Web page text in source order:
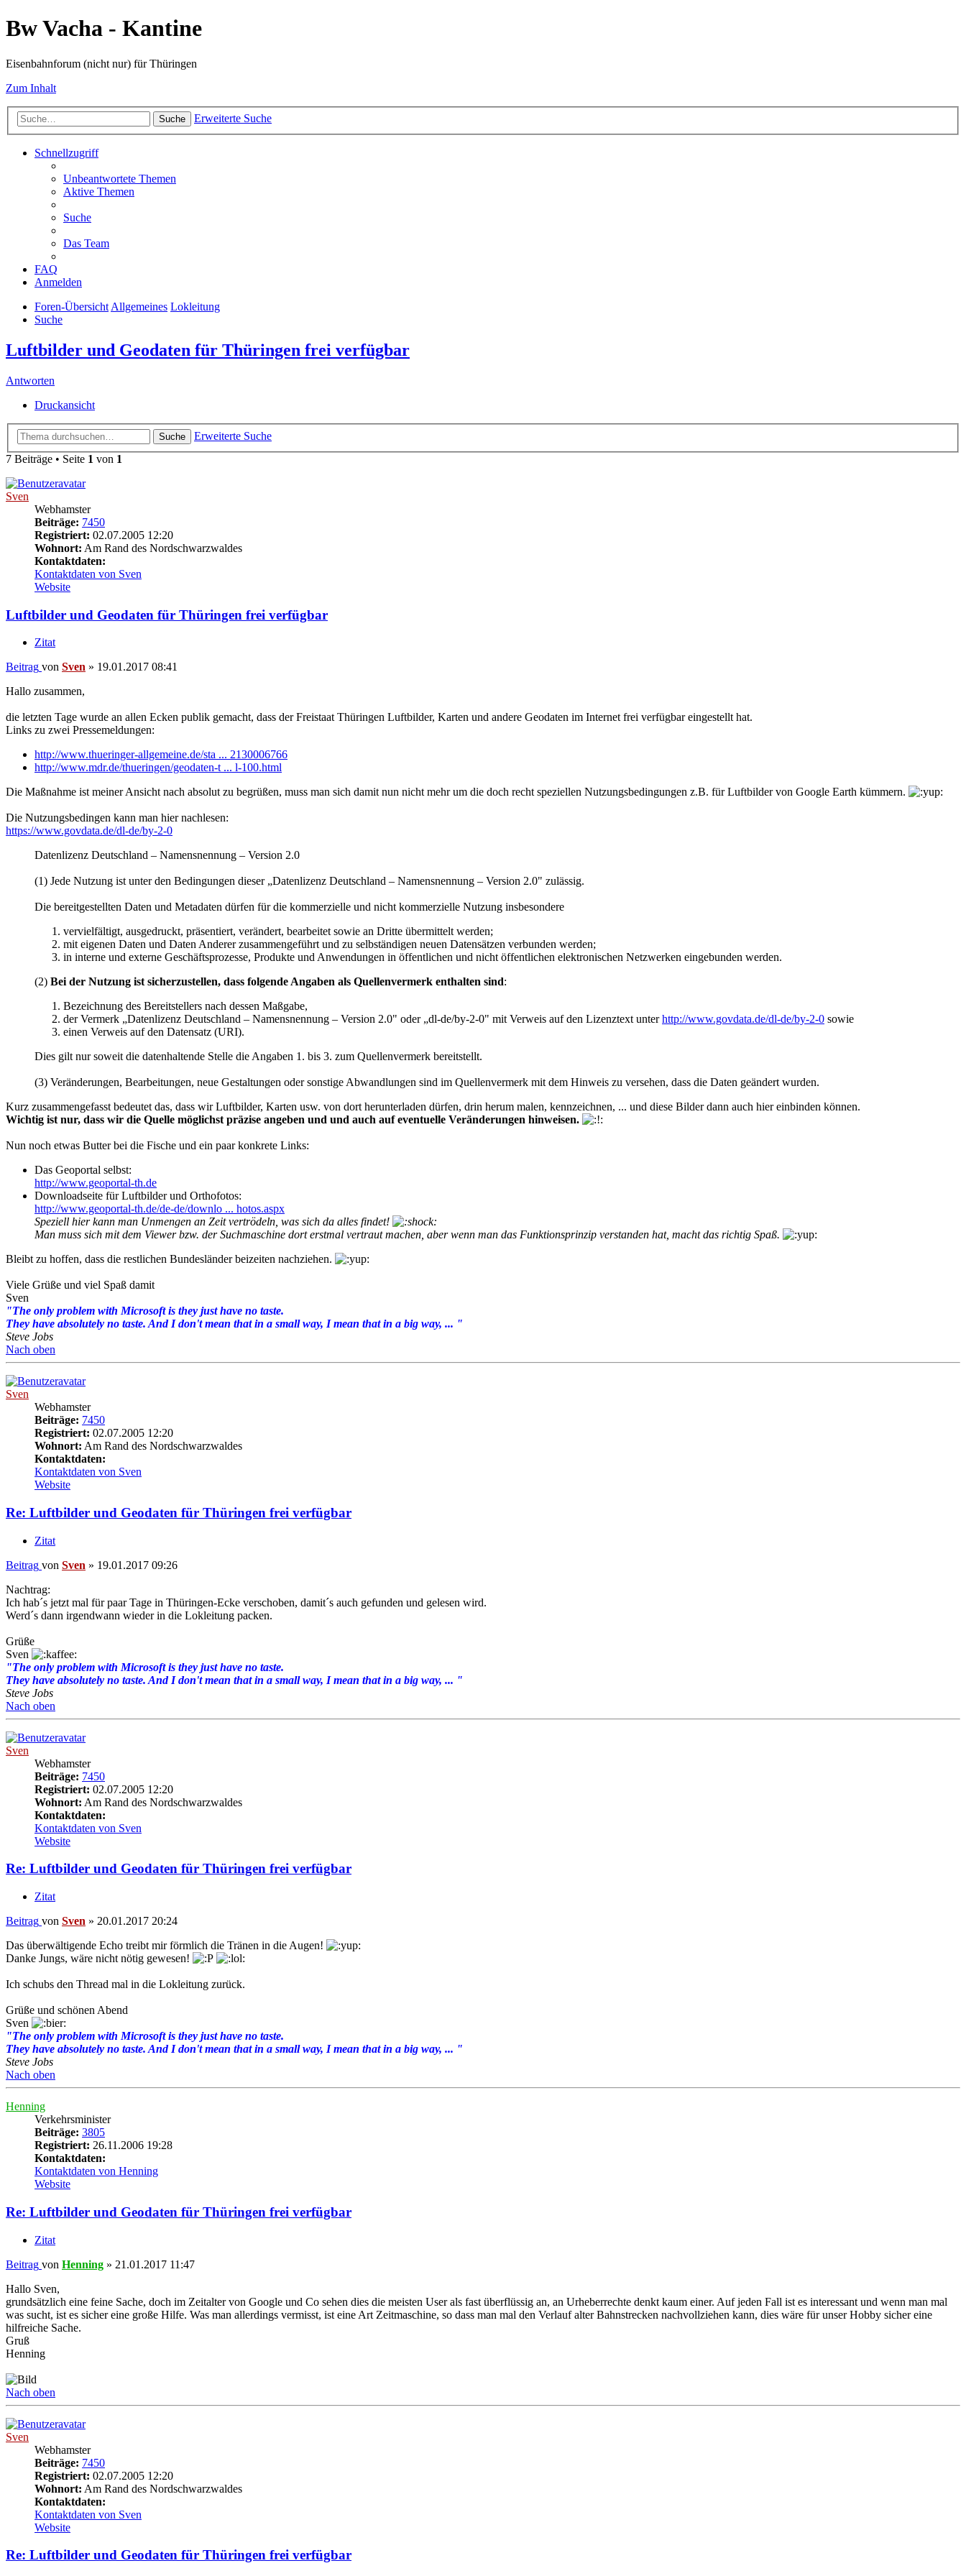
Bw Vacha - Kantine
Eisenbahnforum (nicht nur) für Thüringen
Zum Inhalt
Suche Erweiterte Suche
Schnellzugriff
Unbeantwortete Themen
Aktive Themen
Suche
Das Team
FAQ
Anmelden
Foren-ÜbersichtAllgemeines Lokleitung
Suche
Luftbilder und Geodaten für Thüringen frei verfügbar
Antworten
Druckansicht
Suche
Erweiterte Suche
7 Beiträge • Seite 1 von 1
Sven
Webhamster
Beiträge: 7450
Registriert: 02.07.2005 12:20
Wohnort: Am Rand des Nordschwarzwaldes
Kontaktdaten:
Kontaktdaten von Sven
Website
Luftbilder und Geodaten für Thüringen frei verfügbar
Zitat
Beitrag von Sven » 19.01.2017 08:41
Hallo zusammen,
die letzten Tage wurde an allen Ecken publik gemacht, dass der Freistaat Thüringen Luftbilder, Karten und andere Geodaten im Internet frei verfügbar eingestellt hat.
Links zu zwei Pressemeldungen:
http://www.thueringer-allgemeine.de/sta ... 2130006766
http://www.mdr.de/thueringen/geodaten-t ... l-100.html
Die Maßnahme ist meiner Ansicht nach absolut zu begrüßen, muss man sich damit nun nicht mehr um die doch recht speziellen Nutzungsbedingungen z.B. für Luftbilder von Google Earth kümmern.
Die Nutzungsbedingen kann man hier nachlesen:
https://www.govdata.de/dl-de/by-2-0
Datenlizenz Deutschland – Namensnennung – Version 2.0
(1) Jede Nutzung ist unter den Bedingungen dieser „Datenlizenz Deutschland – Namensnennung – Version 2.0" zulässig.
Die bereitgestellten Daten und Metadaten dürfen für die kommerzielle und nicht kommerzielle Nutzung insbesondere
vervielfältigt, ausgedruckt, präsentiert, verändert, bearbeitet sowie an Dritte übermittelt werden;
mit eigenen Daten und Daten Anderer zusammengeführt und zu selbständigen neuen Datensätzen verbunden werden;
in interne und externe Geschäftsprozesse, Produkte und Anwendungen in öffentlichen und nicht öffentlichen elektronischen Netzwerken eingebunden werden.
(2) Bei der Nutzung ist sicherzustellen, dass folgende Angaben als Quellenvermerk enthalten sind:
Bezeichnung des Bereitstellers nach dessen Maßgabe,
der Vermerk „Datenlizenz Deutschland – Namensnennung – Version 2.0" oder „dl-de/by-2-0" mit Verweis auf den Lizenztext unterhttp://www.govdata.de/dl-de/by-2-0 sowie
einen Verweis auf den Datensatz (URI).
Dies gilt nur soweit die datenhaltende Stelle die Angaben 1. bis 3. zum Quellenvermerk bereitstellt.
(3) Veränderungen, Bearbeitungen, neue Gestaltungen oder sonstige Abwandlungen sind im Quellenvermerk mit dem Hinweis zu versehen, dass die Daten geändert wurden.
Kurz zusammengefasst bedeutet das, dass wir Luftbilder, Karten usw. von dort herunterladen dürfen, drin herum malen, kennzeichnen, ... und diese Bilder dann auch hier einbinden können.
Wichtig ist nur, dass wir die Quelle möglichst präzise angeben und und auch auf eventuelle Veränderungen hinweisen.
Nun noch etwas Butter bei die Fische und ein paar konkrete Links:
Das Geoportal selbst:
http://www.geoportal-th.de
Downloadseite für Luftbilder und Orthofotos:
http://www.geoportal-th.de/de-de/downlo ... hotos.aspx
Speziell hier kann man Unmengen an Zeit vertrödeln, was sich da alles findet!
Man muss sich mit dem Viewer bzw. der Suchmaschine dort erstmal vertraut machen, aber wenn man das Funktionsprinzip verstanden hat, macht das richtig Spaß.
Bleibt zu hoffen, dass die restlichen Bundesländer beizeiten nachziehen.
Viele Grüße und viel Spaß damit
Sven
"The only problem with Microsoft is they just have no taste.
They have absolutely no taste. And I don't mean that in a small way, I mean that in a big way, ... "
Steve Jobs
Nach oben
Sven
Webhamster
Beiträge: 7450
Registriert: 02.07.2005 12:20
Wohnort: Am Rand des Nordschwarzwaldes
Kontaktdaten:
Kontaktdaten von Sven
Website
Re: Luftbilder und Geodaten für Thüringen frei verfügbar
Zitat
Beitrag von Sven » 19.01.2017 09:26
Nachtrag:
Ich hab´s jetzt mal für paar Tage in Thüringen-Ecke verschoben, damit´s auch gefunden und gelesen wird.
Werd´s dann irgendwann wieder in die Lokleitung packen.
Grüße
Sven
"The only problem with Microsoft is they just have no taste.
They have absolutely no taste. And I don't mean that in a small way, I mean that in a big way, ... "
Steve Jobs
Nach oben
Sven
Webhamster
Beiträge: 7450
Registriert: 02.07.2005 12:20
Wohnort: Am Rand des Nordschwarzwaldes
Kontaktdaten:
Kontaktdaten von Sven
Website
Re: Luftbilder und Geodaten für Thüringen frei verfügbar
Zitat
Beitrag von Sven » 20.01.2017 20:24
Das überwältigende Echo treibt mir förmlich die Tränen in die Augen!
Danke Jungs, wäre nicht nötig gewesen!
Ich schubs den Thread mal in die Lokleitung zurück.
Grüße und schönen Abend
Sven
"The only problem with Microsoft is they just have no taste.
They have absolutely no taste. And I don't mean that in a small way, I mean that in a big way, ... "
Steve Jobs
Nach oben
Henning
Verkehrsminister
Beiträge: 3805
Registriert: 26.11.2006 19:28
Kontaktdaten:
Kontaktdaten von Henning
Website
Re: Luftbilder und Geodaten für Thüringen frei verfügbar
Zitat
Beitrag von Henning » 21.01.2017 11:47
Hallo Sven,
grundsätzlich eine feine Sache, doch im Zeitalter von Google und Co sehen dies die meisten User als fast überflüssig an, an Urheberrechte denkt kaum einer. Auf jeden Fall ist es interessant und wenn man mal
was sucht, ist es sicher eine große Hilfe. Was man allerdings vermisst, ist eine Art Zeitmaschine, so dass man mal den Verlauf alter Bahnstrecken nachvollziehen kann, dies wäre für unser Hobby sicher eine
hilfreiche Sache.
Gruß
Henning
Nach oben
Sven
Webhamster
Beiträge: 7450
Registriert: 02.07.2005 12:20
Wohnort: Am Rand des Nordschwarzwaldes
Kontaktdaten:
Kontaktdaten von Sven
Website
Re: Luftbilder und Geodaten für Thüringen frei verfügbar